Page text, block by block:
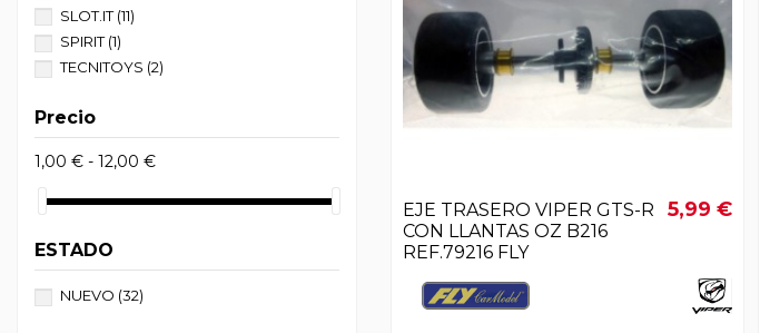
EJE TRASERO VIPER GTS-R
CON LLANTAS OZ B216
REF.79216 FLY
5,99 €
SLOT.IT(11)
SPIRIT(1)
TECNITOYS (2)
Precio
1,00 € - 12,00 €
ESTADO
NUEVO (32)